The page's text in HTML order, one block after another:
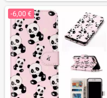
-6,00 €